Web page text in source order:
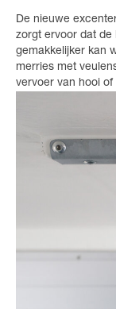
De nieuwe
zorgt ervoor dat de
gemakkelijker kan
merries met
vervoer van hooi of